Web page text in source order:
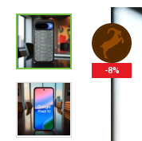
-8%